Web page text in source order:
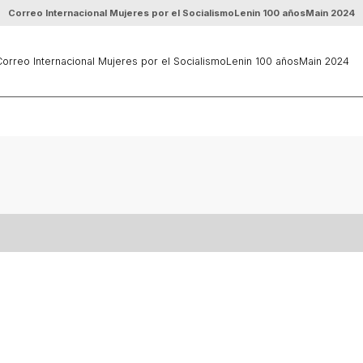
Correo Internacional Mujeres por el SocialismoLenin 100 añosMain 2024
Internacional Mujeres por el SocialismoLenin 100 añosMain 2024